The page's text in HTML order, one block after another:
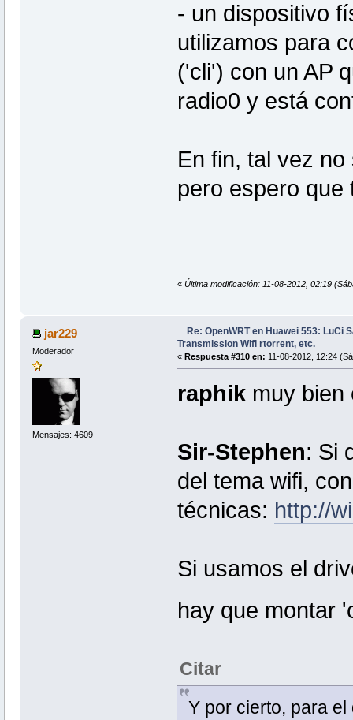
- un dispositivo
utilizamos para
('cli') con un AP
radio0 y está
En fin, tal vez
pero espero que
« Última modificación: 11-08-2012, 02:19
jar229
Moderador
Mensajes: 4609
Re: OpenWRT en Huawei 553: LuCi
Transmission Wifi rtorrent, etc.
« Respuesta #310 en: 11-08-2012, 12:24
raphikmuy
Sir-Stephen: Si
del tema wifi,
técnicas: http://
Si usamos el
hay que montar
Citar
Y por cierto, para